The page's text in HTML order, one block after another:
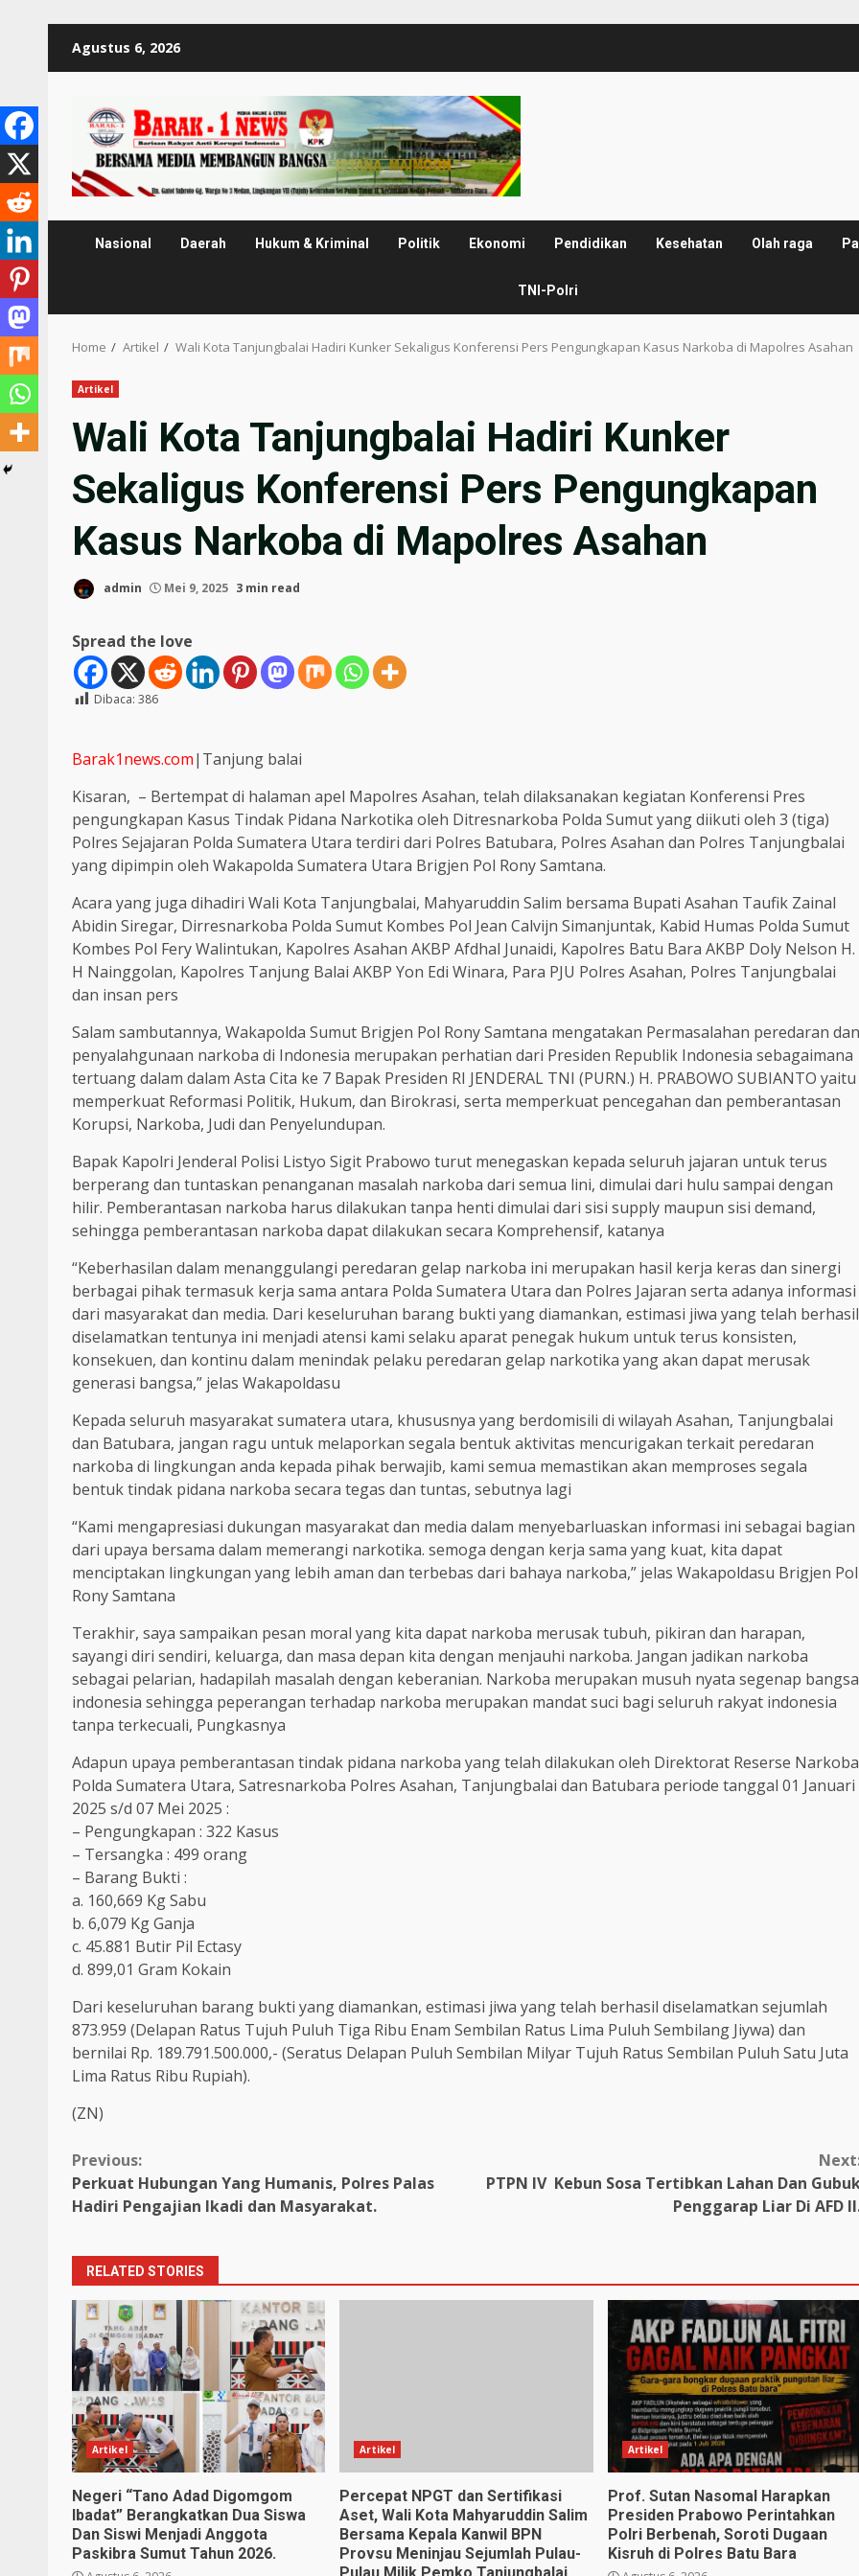
Agustus 6, 2026
Nasional Daerah Hukum & Kriminal Politik Ekonomi Pendidikan Kesehatan Olah raga
TNI-Polri
Home Artikel Wali Kota Tanjungbalai Hadiri Kunker Sekaligus Konferensi Pers Pengungkapan Kasus Narkoba di Mapolres Asahan
Artikel
Wali Kota Tanjungbalai Hadiri Kunker
Sekaligus Konferensi Pers Pengungkapan
Kasus Narkoba di Mapolres Asahan
admin Mei 9, 2025 3 min read
Spread the love
Dibaca: 386
Barak1news.com|Tanjung balai
Kisaran, – Bertempat di halaman apel Mapolres Asahan, telah dilaksanakan kegiatan Konferensi Pres
pengungkapan Kasus Tindak Pidana Narkotika oleh Ditresnarkoba Polda Sumut yang diikuti oleh 3 (tiga)
Polres Sejajaran Polda Sumatera Utara terdiri dari Polres Batubara, Polres Asahan dan Polres Tanjungbalai
yang dipimpin oleh Wakapolda Sumatera Utara Brigjen Pol Rony Samtana.
Acara yang juga dihadiri Wali Kota Tanjungbalai, Mahyaruddin Salim bersama Bupati Asahan Taufik Zainal
Abidin Siregar, Dirresnarkoba Polda Sumut Kombes Pol Jean Calvijn Simanjuntak, Kabid Humas Polda Sumut
Kombes Pol Fery Walintukan, Kapolres Asahan AKBP Afdhal Junaidi, Kapolres Batu Bara AKBP Doly Nelson H.
H Nainggolan, Kapolres Tanjung Balai AKBP Yon Edi Winara, Para PJU Polres Asahan, Polres Tanjungbalai
dan insan pers
Salam sambutannya, Wakapolda Sumut Brigjen Pol Rony Samtana mengatakan Permasalahan peredaran dan
penyalahgunaan narkoba di Indonesia merupakan perhatian dari Presiden Republik Indonesia sebagaimana
tertuang dalam dalam Asta Cita ke 7 Bapak Presiden RI JENDERAL TNI (PURN.) H. PRABOWO SUBIANTO yaitu
memperkuat Reformasi Politik, Hukum, dan Birokrasi, serta memperkuat pencegahan dan pemberantasan
Korupsi, Narkoba, Judi dan Penyelundupan.
Bapak Kapolri Jenderal Polisi Listyo Sigit Prabowo turut menegaskan kepada seluruh jajaran untuk terus
berperang dan tuntaskan penanganan masalah narkoba dari semua lini, dimulai dari hulu sampai dengan
hilir. Pemberantasan narkoba harus dilakukan tanpa henti dimulai dari sisi supply maupun sisi demand,
sehingga pemberantasan narkoba dapat dilakukan secara Komprehensif, katanya
“Keberhasilan dalam menanggulangi peredaran gelap narkoba ini merupakan hasil kerja keras dan sinergi
berbagai pihak termasuk kerja sama antara Polda Sumatera Utara dan Polres Jajaran serta adanya informasi
dari masyarakat dan media. Dari keseluruhan barang bukti yang diamankan, estimasi jiwa yang telah berhasil
diselamatkan tentunya ini menjadi atensi kami selaku aparat penegak hukum untuk terus konsisten,
konsekuen, dan kontinu dalam menindak pelaku peredaran gelap narkotika yang akan dapat merusak
generasi bangsa,” jelas Wakapoldasu
Kepada seluruh masyarakat sumatera utara, khususnya yang berdomisili di wilayah Asahan, Tanjungbalai
dan Batubara, jangan ragu untuk melaporkan segala bentuk aktivitas mencurigakan terkait peredaran
narkoba di lingkungan anda kepada pihak berwajib, kami semua memastikan akan memproses segala
bentuk tindak pidana narkoba secara tegas dan tuntas, sebutnya lagi
“Kami mengapresiasi dukungan masyarakat dan media dalam menyebarluaskan informasi ini sebagai bagian
dari upaya bersama dalam memerangi narkotika. semoga dengan kerja sama yang kuat, kita dapat
menciptakan lingkungan yang lebih aman dan terbebas dari bahaya narkoba,” jelas Wakapoldasu Brigjen Pol
Rony Samtana
Terakhir, saya sampaikan pesan moral yang kita dapat narkoba merusak tubuh, pikiran dan harapan,
sayangi diri sendiri, keluarga, dan masa depan kita dengan menjauhi narkoba. Jangan jadikan narkoba
sebagai pelarian, hadapilah masalah dengan keberanian. Narkoba merupakan musuh nyata segenap bangsa
indonesia sehingga peperangan terhadap narkoba merupakan mandat suci bagi seluruh rakyat indonesia
tanpa terkecuali, Pungkasnya
Adapun upaya pemberantasan tindak pidana narkoba yang telah dilakukan oleh Direktorat Reserse Narkoba
Polda Sumatera Utara, Satresnarkoba Polres Asahan, Tanjungbalai dan Batubara periode tanggal 01 Januari
2025 s/d 07 Mei 2025 :
– Pengungkapan : 322 Kasus
– Tersangka : 499 orang
– Barang Bukti :
a. 160,669 Kg Sabu
b. 6,079 Kg Ganja
c. 45.881 Butir Pil Ectasy
d. 899,01 Gram Kokain
Dari keseluruhan barang bukti yang diamankan, estimasi jiwa yang telah berhasil diselamatkan sejumlah
873.959 (Delapan Ratus Tujuh Puluh Tiga Ribu Enam Sembilan Ratus Lima Puluh Sembilang Jiywa) dan
bernilai Rp. 189.791.500.000,- (Seratus Delapan Puluh Sembilan Milyar Tujuh Ratus Sembilan Puluh Satu Juta
Lima Ratus Ribu Rupiah).
(ZN)
Continue
Reading
Previous:
Perkuat Hubungan Yang Humanis, Polres Palas
Hadiri Pengajian Ikadi dan Masyarakat.
PTPN IV Kebun Sosa Tertibkan Lahan Dan
Penggarap Liar Di AFD
RELATED STORIES
Artikel
Negeri “Tano Adad Digomgom
Ibadat” Berangkatkan Dua Siswa
Dan Siswi Menjadi Anggota
Paskibra Sumut Tahun 2026.
Artikel
Percepat NPGT dan Sertifikasi
Aset, Wali Kota Mahyaruddin Salim
Bersama Kepala Kanwil BPN
Provsu Meninjau Sejumlah Pulau-
Artikel
Prof. Sutan Nasomal Harapkan
Presiden Prabowo Perintahkan
Polri Berbenah, Soroti Dugaan
Kisruh di Polres Batu Bara